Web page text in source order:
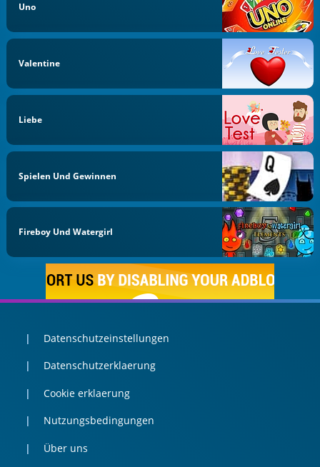
Uno
Valentine
Liebe
Spielen Und Gewinnen
Fireboy Und Watergirl
Datenschutzeinstellungen
Datenschutzerklaerung
Cookie erklaerung
Nutzungsbedingungen
Über uns